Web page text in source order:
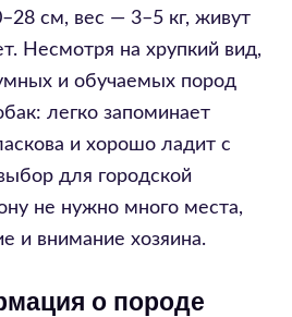
см, вес — 3–5 кг, живут
Несмотря на хрупкий вид,
и обучаемых пород
легко запоминает
и хорошо ладит с
для городской
не нужно много места,
и внимание хозяина.
о породе